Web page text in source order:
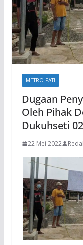
METRO PATI
Dugaan
Oleh Pihak
Dukuhseti
22 Mei 2022